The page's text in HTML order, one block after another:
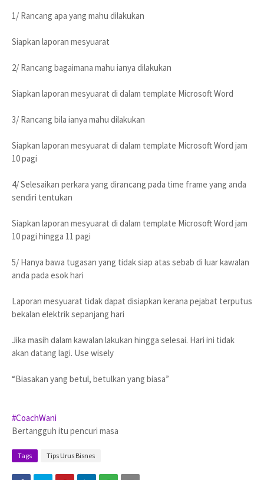
1/ Rancang apa yang mahu dilakukan
Siapkan laporan mesyuarat
2/ Rancang bagaimana mahu ianya dilakukan
Siapkan laporan mesyuarat di dalam template Microsoft Word
3/ Rancang bila ianya mahu dilakukan
Siapkan laporan mesyuarat di dalam template Microsoft Word jam
10 pagi
4/ Selesaikan perkara yang dirancang pada time frame yang anda
sendiri tentukan
Siapkan laporan mesyuarat di dalam template Microsoft Word jam
10 pagi hingga 11 pagi
5/ Hanya bawa tugasan yang tidak siap atas sebab di luar kawalan
anda pada esok hari
Laporan mesyuarat tidak dapat disiapkan kerana pejabat terputus
bekalan elektrik sepanjang hari
Jika masih dalam kawalan lakukan hingga selesai. Hari ini tidak
akan datang lagi. Use wisely
“Biasakan yang betul, betulkan yang biasa”
#CoachWani
Bertangguh itu pencuri masa
Tags Tips Urus Bisnes